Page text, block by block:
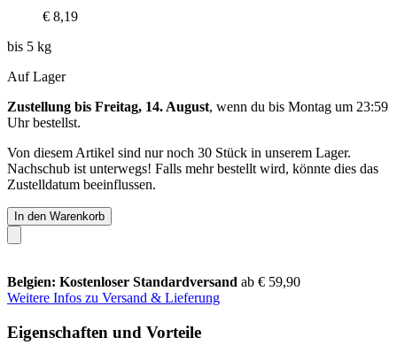
€ 8,19
bis 5 kg
Auf Lager
Zustellung bis Freitag, 14. August, wenn du bis Montag um 23:59
Uhrbestellst.
Von diesem Artikel sind nur noch 30 Stück in unserem Lager.
Nachschub ist unterwegs! Falls mehr bestellt wird, könnte dies das
Zustelldatum beeinflussen.
In den Warenkorb
Belgien: Kostenloser Standardversand ab € 59,90
Weitere Infos zu Versand & Lieferung
Eigenschaften und Vorteile